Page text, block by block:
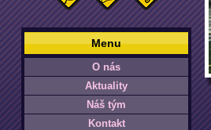
Menu
O nás
Aktuality
Náš tým
Kontakt